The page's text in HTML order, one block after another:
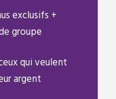
exclusifs +
groupe
qui veulent
argent